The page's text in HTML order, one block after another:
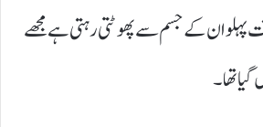
پہلوان کے جسم سے پھوٹتی رہتی ہے مجھے
تھا ۔